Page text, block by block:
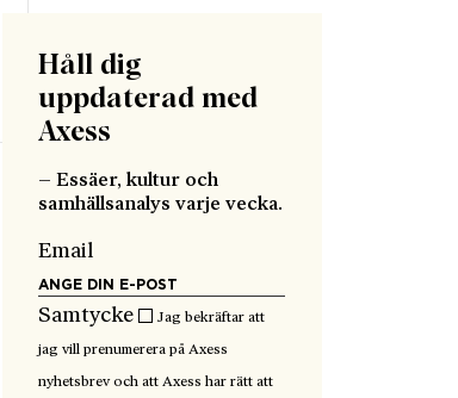
Håll dig
uppdaterad med
Axess
– Essäer, kultur och
samhällsanalys varje vecka.
Email
Samtycke Jag bekräftar att
jag vill prenumerera på Axess
nyhetsbrev och att Axess har rätt att